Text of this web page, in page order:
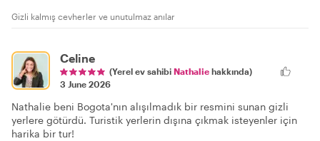
Gizli kalmış cevherler ve unutulmaz anılar
Celine
(Yerel ev sahibi Nathalie hakkında)
3 June 2026
Nathalie beni Bogota'nın alışılmadık bir resmini sunan gizli
yerlere götürdü. Turistik yerlerin dışına çıkmak isteyenler için
harika bir tur!